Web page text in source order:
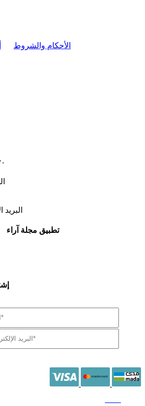
الأحكام والشروط
٣٠ شارع
تطبيق مجلة آراء